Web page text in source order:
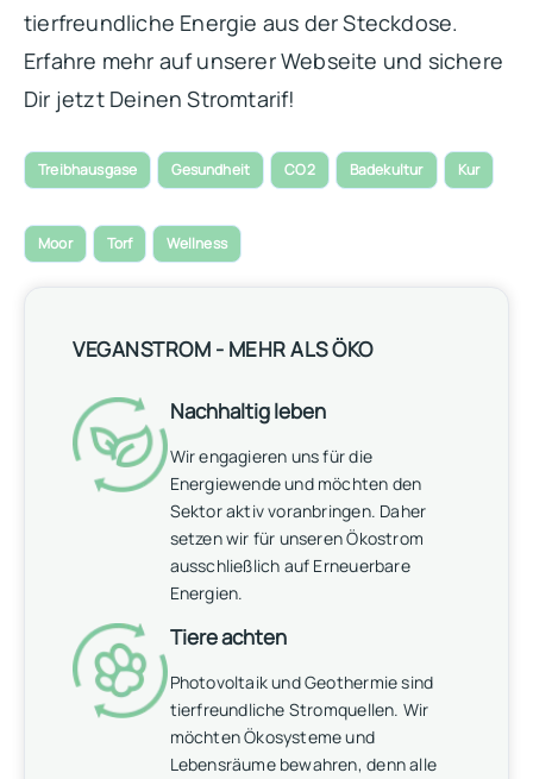
tierfreundliche Energie aus der Steckdose.
Erfahre mehr auf unserer Webseite und sichere
Dir jetzt Deinen Stromtarif!
Treibhausgase Gesundheit CO2 Badekultur Kur
Moor Torf Wellness
VEGANSTROM - MEHR ALS ÖKO
Nachhaltig leben
Wir engagieren uns für die
Energiewende und möchten den
Sektor aktiv voranbringen. Daher
setzen wir für unseren Ökostrom
ausschließlich auf Erneuerbare
Energien.
Tiere achten
Photovoltaik und Geothermie sind
tierfreundliche Stromquellen. Wir
möchten Ökosysteme und
Lebensräume bewahren, denn alle